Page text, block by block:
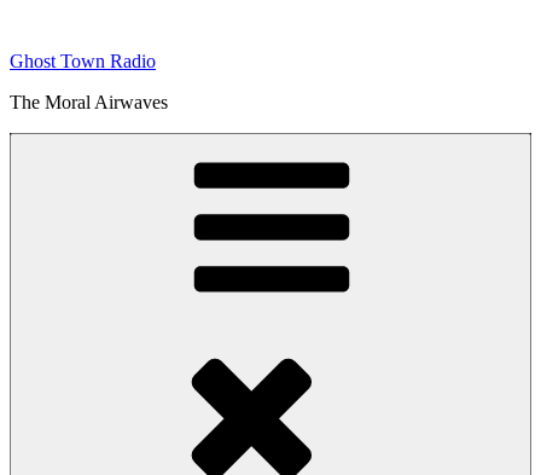
springen
Ghost Town Radio
The Moral Airwaves